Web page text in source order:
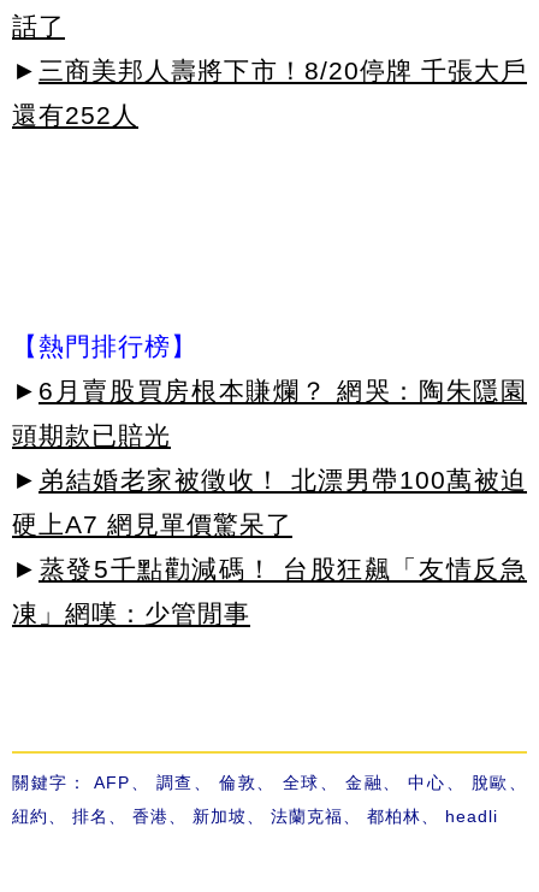
話了
► 三商美邦人壽將下市！8/20停牌 千張大戶
還有252人
【熱門排行榜】
► 6月賣股買房根本賺爛？ 網哭：陶朱隱園
頭期款已賠光
► 弟結婚老家被徵收！ 北漂男帶100萬被迫
硬上A7 網見單價驚呆了
► 蒸發5千點勸減碼！ 台股狂飆「友情反急
凍」網嘆：少管閒事
關鍵字： AFP 調查 、倫敦 全球 、金融 、中心 脫歐
紐約
排名 香港 新加坡 法蘭克福 都柏林 headli